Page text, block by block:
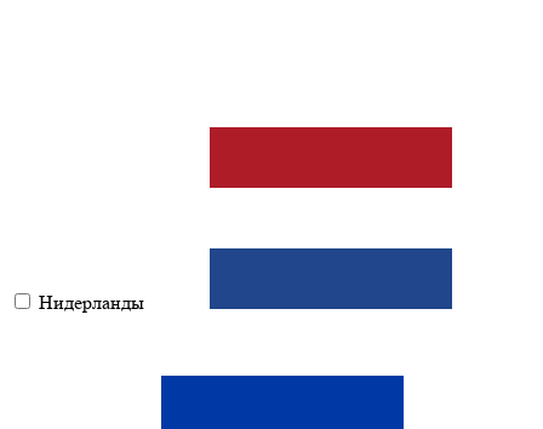
Нидерланды